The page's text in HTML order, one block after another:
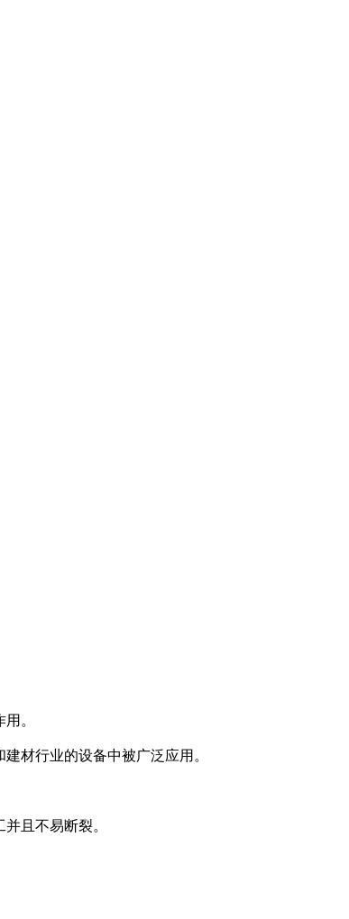
。
材行业的设备中被广泛应用。
且不易断裂。